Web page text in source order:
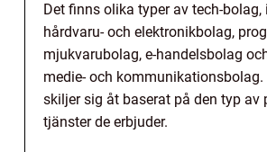
Det finns olika typer av tech-bolag,
hårdvaru- och elektronikbolag,
mjukvarubolag, e-handelsbolag
medie- och kommunikationsbolag.
skiljer sig åt baserat på den typ av
tjänster de erbjuder.